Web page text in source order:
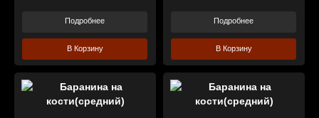
Подробнее
В Корзину
Подробнее
В Корзину